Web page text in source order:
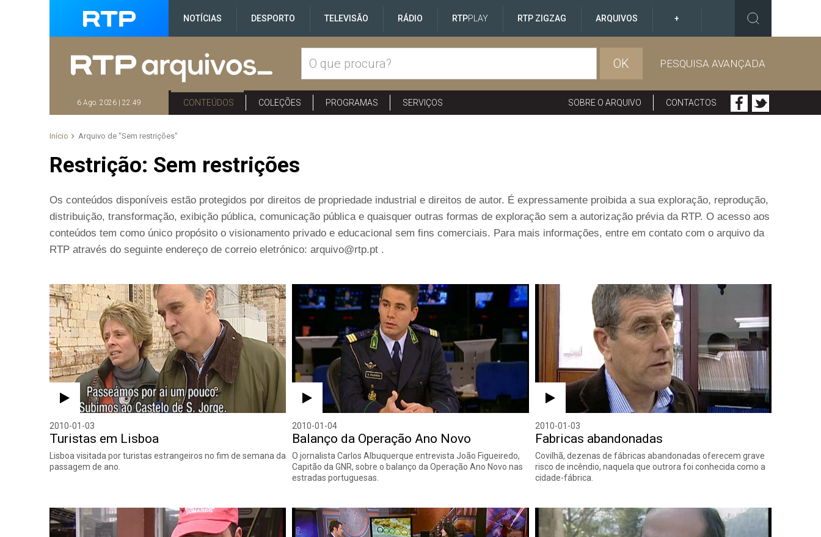
NOTÍCIAS DESPORTO TELEVISÃO RÁDIO RTPPLAY RTP ZIGZAG ARQUIVOS +
OK PESQUISA AVANÇADA
6 Ago. 2026 | 22:49 CONTEÚDOS COLEÇÕES PROGRAMAS SERVIÇOS SOBRE O ARQUIVO CONTACTOS
Início Arquivo de "Sem restrições"
Restrição: Sem restrições
Os conteúdos disponíveis estão protegidos por direitos de propriedade industrial e direitos de autor. É expressamente proibida a sua exploração, reprodução,
distribuição, transformação, exibição pública, comunicação pública e quaisquer outras formas de exploração sem a autorização prévia da RTP. O acesso aos
conteúdos tem como único propósito o visionamento privado e educacional sem fins comerciais. Para mais informações, entre em contato com o arquivo da
RTP através do seguinte endereço de correio eletrónico: arquivo@rtp.pt .
2010-01-03
Turistas em Lisboa
Lisboa visitada por turistas estrangeiros no fim de semana da
passagem de ano.
2010-01-04
Balanço da Operação Ano Novo
O jornalista Carlos Albuquerque entrevista João Figueiredo,
Capitão da GNR, sobre o balanço da Operação Ano Novo nas
estradas portuguesas.
2010-01-03
Fabricas abandonadas
Covilhã, dezenas de fábricas abandonadas oferecem grave
risco de incêndio, naquela que outrora foi conhecida como a
cidade-fábrica.